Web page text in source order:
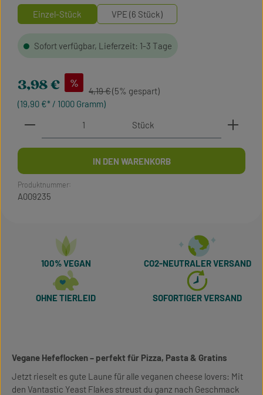
Verkaufspreis:
3,98 € %
Regulärer Preis:
4,19 €(5% gespart)
(19,90 €* / 1000 Gramm)
Sofort verfügbar, Lieferzeit: 1-3 Tage
Einzel-Stück VPE (6 Stück)
Produkt Anzahl: Gib den gewünschten Wert ein
Stück
IN DEN WARENKORB
Produktnummer:
A009235
100% VEGAN CO2-NEUTRALER VERSAND
OHNE TIERLEID SOFORTIGER VERSAND
Vegane Hefeflocken – perfekt für Pizza, Pasta & Gratins
Jetzt rieselt es gute Laune für alle veganen cheese lovers: Mit
den Vantastic Yeast Flakes streust du ganz nach Geschmack